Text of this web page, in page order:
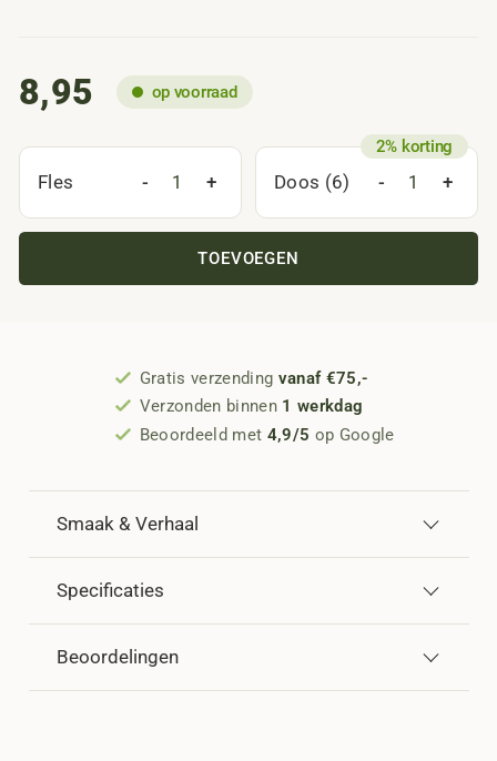
8,95 op voorraad
Fles - + Doos (6) - +
TOEVOEGEN
Gratis verzending vanaf €75,-
Verzonden binnen 1 werkdag
Beoordeeld met 4,9/5 op Google
Smaak & Verhaal
Specificaties
Beoordelingen